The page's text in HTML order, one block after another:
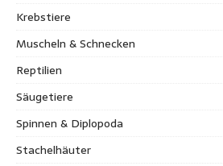
Krebstiere
Muscheln & Schnecken
Reptilien
Säugetiere
Spinnen & Diplopoda
Stachelhäuter